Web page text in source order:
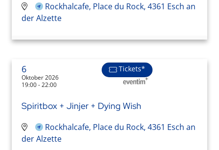
Rockhalcafe, Place du Rock, 4361 Esch an
der Alzette
6
Oktober 2026
19:00 - 22:00
Tickets*
Spiritbox + Jinjer + Dying Wish
Rockhalcafe, Place du Rock, 4361 Esch an
der Alzette